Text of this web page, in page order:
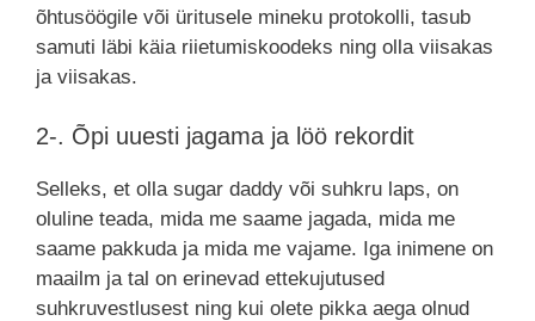
õhtusöögile või üritusele mineku protokolli, tasub
samuti läbi käia riietumiskoodeks ning olla viisakas
ja viisakas.
2-. Õpi uuesti jagama ja löö rekordit
Selleks, et olla sugar daddy või suhkru laps, on
oluline teada, mida me saame jagada, mida me
saame pakkuda ja mida me vajame. Iga inimene on
maailm ja tal on erinevad ettekujutused
suhkruvestlusest ning kui olete pikka aega olnud